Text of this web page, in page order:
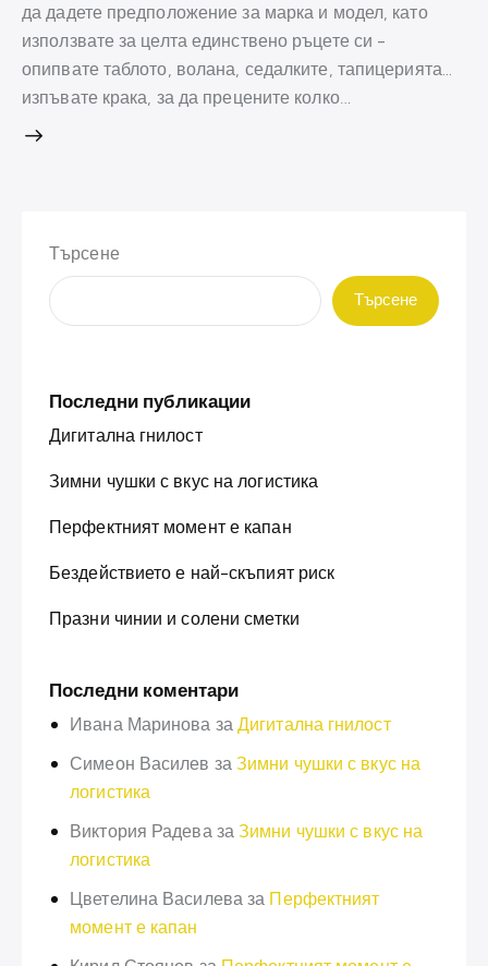
да дадете предположение за марка и модел, като
използвате за целта единствено ръцете си -
опипвате таблото, волана, седалките, тапицерията...
изпъвате крака, за да прецените колко…
Търсене
Търсене
Последни публикации
Дигитална гнилост
Зимни чушки с вкус на логистика
Перфектният момент е капан
Бездействието е най-скъпият риск
Празни чинии и солени сметки
Последни коментари
Ивана Маринова за Дигитална гнилост
Симеон Василев за Зимни чушки с вкус на
логистика
Виктория РадевазаЗимни чушки с вкус на
логистика
Цветелина Василева за Перфектният
момент е капан